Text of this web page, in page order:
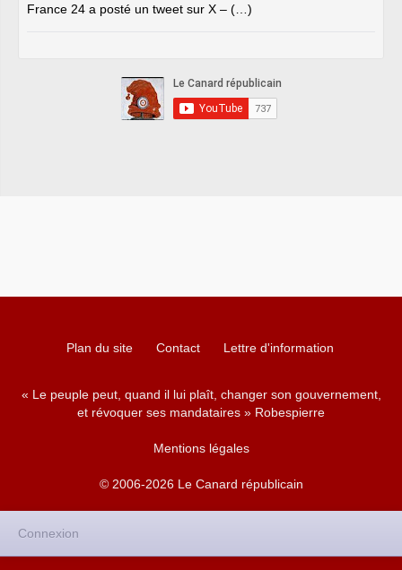
France 24 a posté un tweet sur X – (…)
Plan du site Contact Lettre d'information
« Le peuple peut, quand il lui plaît, changer son gouvernement,
et révoquer ses mandataires » Robespierre
Mentions légales
© 2006-2026 Le Canard républicain
Connexion